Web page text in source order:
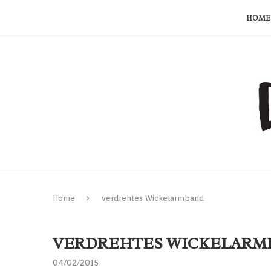
HOME
Home verdrehtes Wickelarmband
VERDREHTES
04/02/2015